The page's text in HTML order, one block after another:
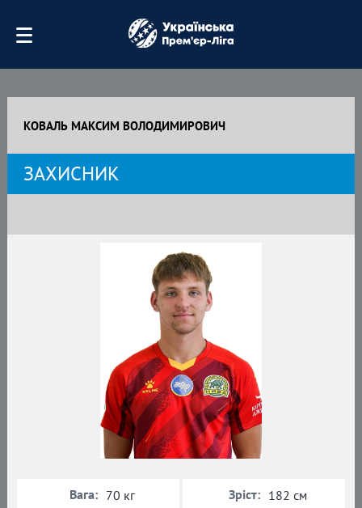
КОВАЛЬ МАКСИМ ВОЛОДИМИРОВИЧ
ЗАХИСНИК
Вага: 70 кг Зріст: 182 см